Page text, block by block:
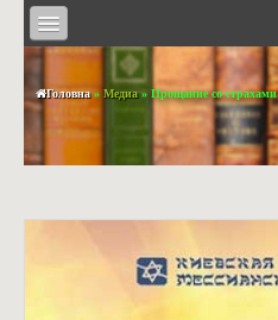
Головна» Медиа» Прощание со страхами